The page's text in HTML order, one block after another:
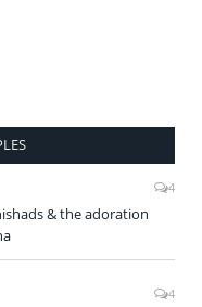
4
& the adoration
4